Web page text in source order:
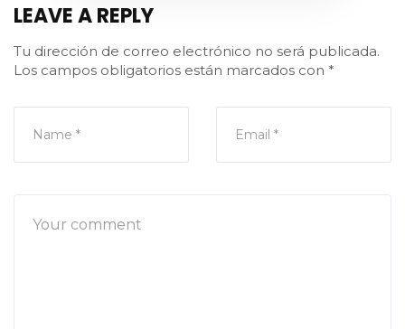
LEAVE A REPLY
Tu dirección de correo electrónico no será publicada.
Los campos obligatorios están marcados con *